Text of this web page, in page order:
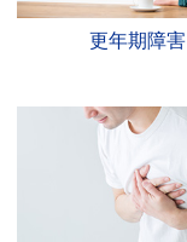
更年期障害